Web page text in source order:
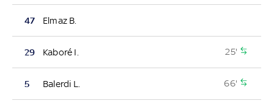
47 Elmaz B.
29 Kaboré I. 25'
5 Balerdi L. 66'